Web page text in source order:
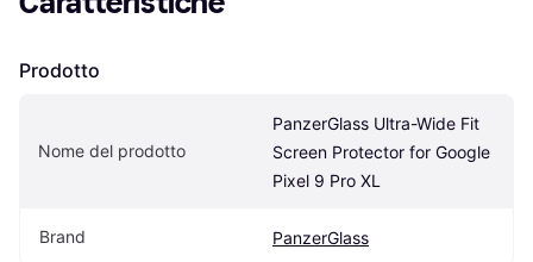
Prodotto
Nome del prodotto
PanzerGlass Ultra-Wide Fit
Screen Protector for Google
Pixel 9 Pro XL
Brand PanzerGlass